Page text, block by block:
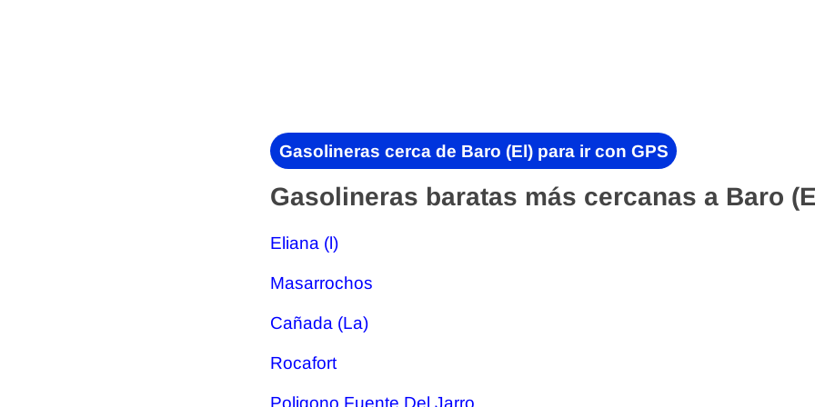
Gasolineras cerca de Baro (El) para ir con GPS
Gasolineras baratas más cercanas a Baro
Eliana (l)
Masarrochos
Cañada (La)
Rocafort
Poligono Fuente Del Jarro